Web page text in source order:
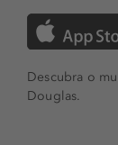
Descubra o
Douglas.